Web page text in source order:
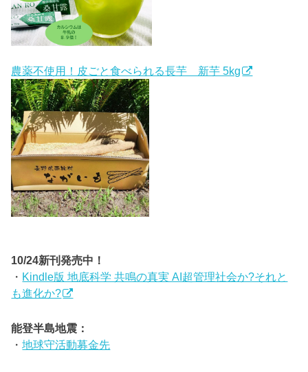
農薬不使用！皮ごと食べられる長芋 新芋 5kg
10/24新刊発売中！
・ Kindle版 地底科学 共鳴の真実 AI超管理社会か?それと
も進化か?
能登半島地震：
・地球守活動募金先